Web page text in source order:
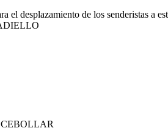
el desplazamiento de los senderistas a